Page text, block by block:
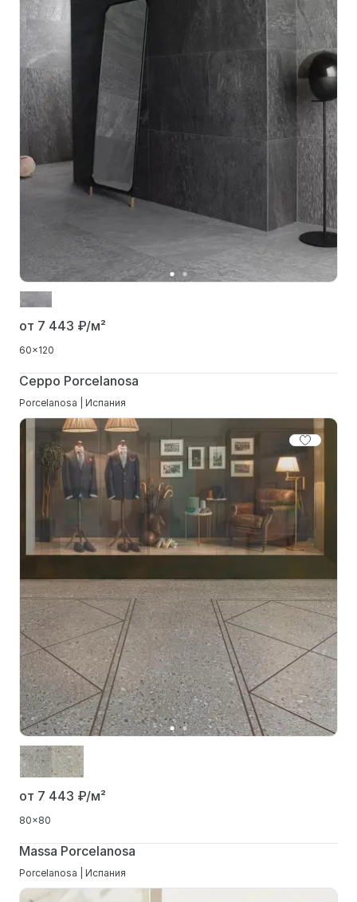
от 7 443 ₽/м²
60x120
Ceppo Porcelanosa
Porcelanosa | Испания
от 7 443 ₽/м²
80x80
Massa Porcelanosa
Porcelanosa | Испания